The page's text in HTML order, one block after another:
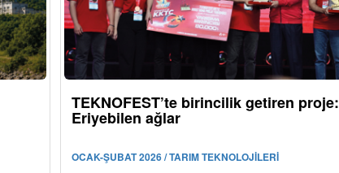
TEKNOFEST’te birincilik getiren proje:
Eriyebilen ağlar
OCAK-ŞUBAT 2026 / TARIM TEKNOLOJİLERİ